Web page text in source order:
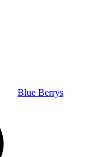
Blue Berrys